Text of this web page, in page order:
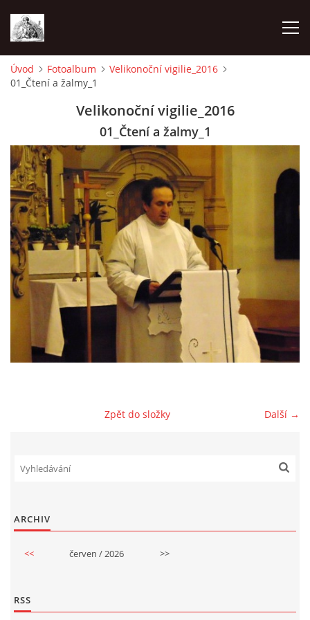
ÚVOD
PRAVIDELNÉ AKCE
KONTAKT
KOSTELY CHODOVSKÉ FARNOSTI
FOTOALBUM
Úvod Fotoalbum
Velikonoční vigilie_2016
01_Čtení a žalmy_1
Velikonoční vigilie_2016
01_Čtení a žalmy_1
Další →
Zpět do složky
ARCHIV
<< červen / 2026 >>
RSS